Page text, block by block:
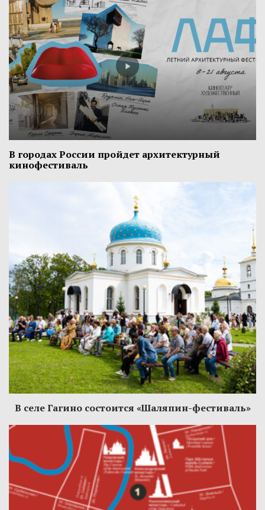
В городах России пройдет архитектурный
кинофестиваль
В селе Гагино состоится «Шаляпин-фестиваль»